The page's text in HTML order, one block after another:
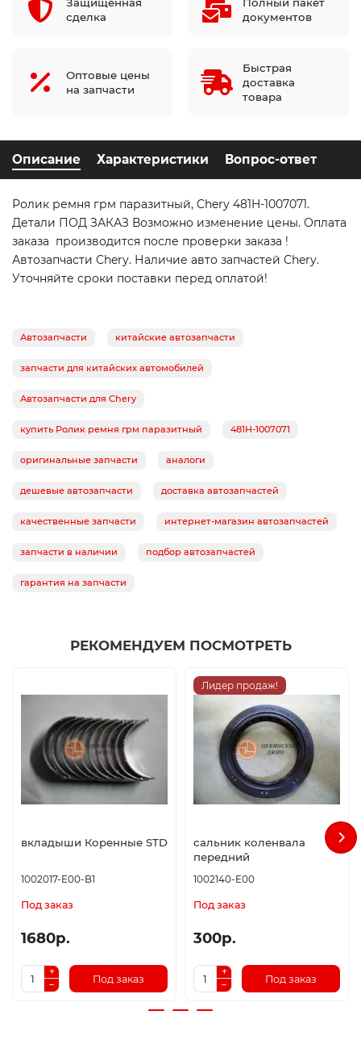
сделка
документов
Оптовые цены
на запчасти
Быстрая
доставка
товара
Описание Характеристики Вопрос-ответ
Ролик ремня грм паразитный, Chery 481H-1007071.
Детали ПОД ЗАКАЗ Возможно изменение цены. Оплата
заказа производится после проверки заказа !
Автозапчасти Chery. Наличие авто запчастей Chery.
Уточняйте сроки поставки перед оплатой!
Автозапчасти китайские автозапчасти
запчасти для китайских автомобилей
Автозапчасти для Chery
купить Ролик ремня грм паразитный 481H-1007071
оригинальные запчасти аналоги
дешевые автозапчасти доставка автозапчастей
качественные запчасти интернет-магазин автозапчастей
запчасти в наличии подбор автозапчастей
гарантия на запчасти
РЕКОМЕНДУЕМ ПОСМОТРЕТЬ
вкладыши Коренные STD
1002017-E00-B1
Под заказ
1680р.
Под заказ
Лидер продаж!
сальник коленвала
передний
1002140-E00
Под заказ
300р.
Под заказ